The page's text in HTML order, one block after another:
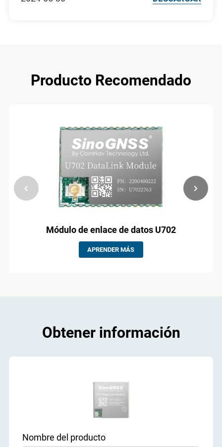
Producto Recomendado
Módulo de enlace de datos U702
APRENDER MÁS
Obtener información
Nombre del producto